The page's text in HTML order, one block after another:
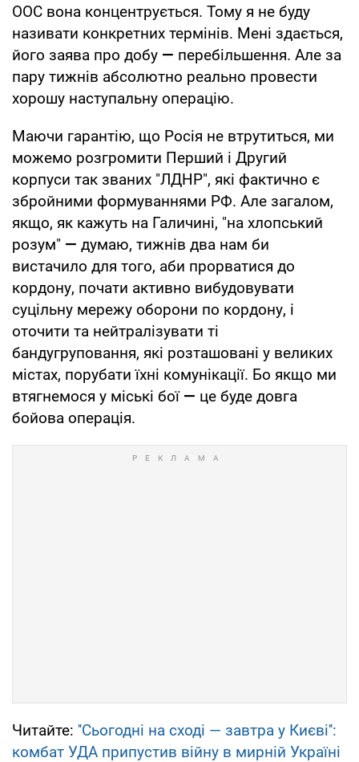
ООС вона концентрується. Тому я не буду
називати конкретних термінів. Мені здається,
його заява про добу — перебільшення. Але за
пару тижнів абсолютно реально провести
хорошу наступальну операцію.
Маючи гарантію, що Росія не втрутиться, ми
можемо розгромити Перший і Другий
корпуси так званих "ЛДНР", які фактично є
збройними формуваннями РФ. Але загалом,
якщо, як кажуть на Галичині, "на хлопський
розум" — думаю, тижнів два нам би
вистачило для того, аби прорватися до
кордону, почати активно вибудовувати
суцільну мережу оборони по кордону, і
оточити та нейтралізувати ті
бандугруповання, які розташовані у великих
містах, порубати їхні комунікації. Бо якщо ми
втягнемося у міські бої — це буде довга
бойова операція.
Читайте: ''Сьогодні на сході — завтра у Києві'':
комбат УДА припустив війну в мирній Україні